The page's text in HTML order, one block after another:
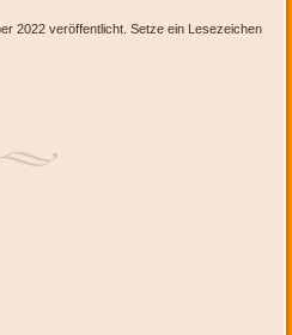
2022 veröffentlicht. Setze ein Lesezeichen